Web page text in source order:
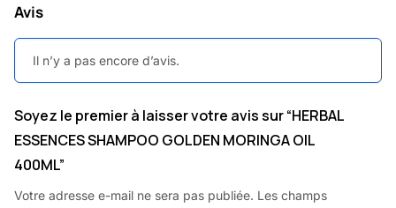
Avis
Il n’y a pas encore d’avis.
Soyez le premier à laisser votre avis sur “HERBAL
ESSENCES SHAMPOO GOLDEN MORINGA OIL
400ML”
Votre adresse e-mail ne sera pas publiée. Les champs